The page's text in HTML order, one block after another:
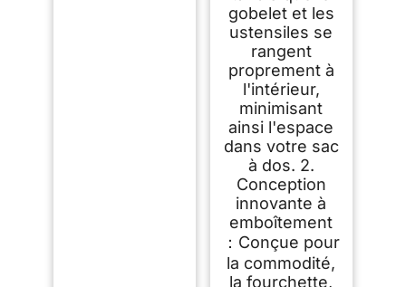
gobelet et les
ustensiles se
rangent
proprement à
l'intérieur,
minimisant
ainsi l'espace
dans votre sac
à dos. 2.
Conception
innovante à
emboîtement
：Conçue pour
la commodité,
la fourchette,